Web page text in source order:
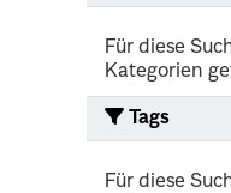
Für diese
Kategorien
Tags
Für diese